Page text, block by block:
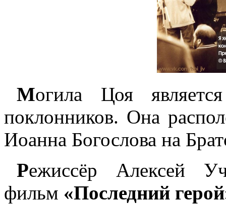
Могила Цоя
поклонников. Она
Иоанна Богослова на
Режиссёр Алексей
фильм «Последний